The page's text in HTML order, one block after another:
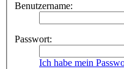
Benutzername:
Passwort:
Ich habe mein